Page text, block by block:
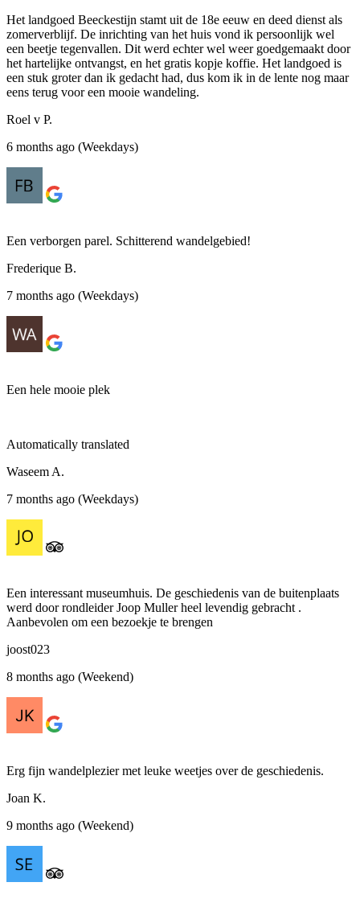
Het landgoed Beeckestijn stamt uit de 18e eeuw en deed dienst als
zomerverblijf. De inrichting van het huis vond ik persoonlijk wel
een beetje tegenvallen. Dit werd echter wel weer goedgemaakt door
het hartelijke ontvangst, en het gratis kopje koffie. Het landgoed is
een stuk groter dan ik gedacht had, dus kom ik in de lente nog maar
eens terug voor een mooie wandeling.
Roel v P.
6 months ago (Weekdays)
Een verborgen parel. Schitterend wandelgebied!
Frederique B.
7 months ago (Weekdays)
Een hele mooie plek
Automatically translated
Waseem A.
7 months ago (Weekdays)
Een interessant museumhuis. De geschiedenis van de buitenplaats
werd door rondleider Joop Muller heel levendig gebracht .
Aanbevolen om een bezoekje te brengen
joost023
8 months ago (Weekend)
Erg fijn wandelplezier met leuke weetjes over de geschiedenis.
Joan K.
9 months ago (Weekend)